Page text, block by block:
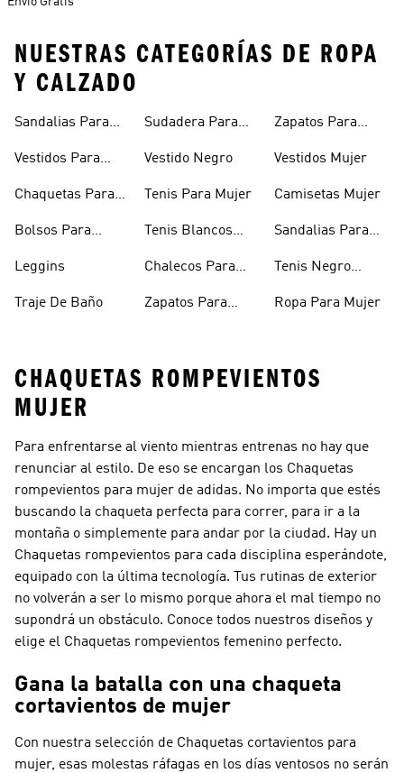
NUESTRAS CATEGORÍAS DE ROPA
Y CALZADO
Sandalias Para
Vestidos Para
Chaquetas Para
Bolsos Para
Leggins
Traje De Baño
Sudadera Para
Vestido Negro
Tenis Para Mujer
Tenis Blancos
Chalecos Para
Zapatos Para
Zapatos Para
Vestidos Mujer
Camisetas Mujer
Sandalias Para
Tenis Negro
Ropa Para Mujer
CHAQUETAS ROMPEVIENTOS
MUJER
Para enfrentarse al viento mientras entrenas no hay que
renunciar al estilo. De eso se encargan los Chaquetas
rompevientos para mujer de adidas. No importa que estés
buscando la chaqueta perfecta para correr, para ir a la
montaña o simplemente para andar por la ciudad. Hay un
Chaquetas rompevientos para cada disciplina esperándote,
equipado con la última tecnología. Tus rutinas de exterior
no volverán a ser lo mismo porque ahora el mal tiempo no
supondrá un obstáculo. Conoce todos nuestros diseños y
elige el Chaquetas rompevientos femenino perfecto.
Gana la batalla con una chaqueta
cortavientos de mujer
Con nuestra selección de Chaquetas cortavientos para
mujer, esas molestas ráfagas en los días ventosos no serán